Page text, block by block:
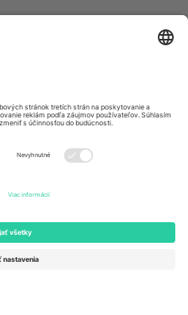
167 City Road, London, Greater
Switzerland
Engelberg, Switzerland
United Arab Emirates
UAE Dubai Silicon Oasis, DDP
Building A1, Office 302, Dubai,
United Arab Emirates